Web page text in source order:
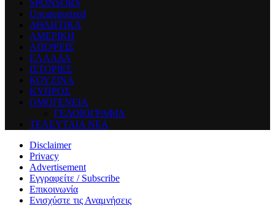
SPONSORS
Uncategorized
ΑΘΛΗΤΙΚΑ
ΑΜΕΡΙΚΗ
ΑΠΟΨΕΙΣ
ΕΛΛΑΔΑ
ΙΣΤΟΡΙΕΣ
ΚΟΥΖΙΝΑ
ΚΥΠΡΟΣ
ΟΜΟΓΕΝΕΙΑ
ΓΕΛΟΙΟΓΡΑΦΙΑ
ΤΕΛΕΥΤΑΙΑ ΝΕΑ
Disclaimer
Privacy
Advertisement
Εγγραφείτε / Subscribe
Επικοινωνία
Ενισχύστε τις Αναμνήσεις